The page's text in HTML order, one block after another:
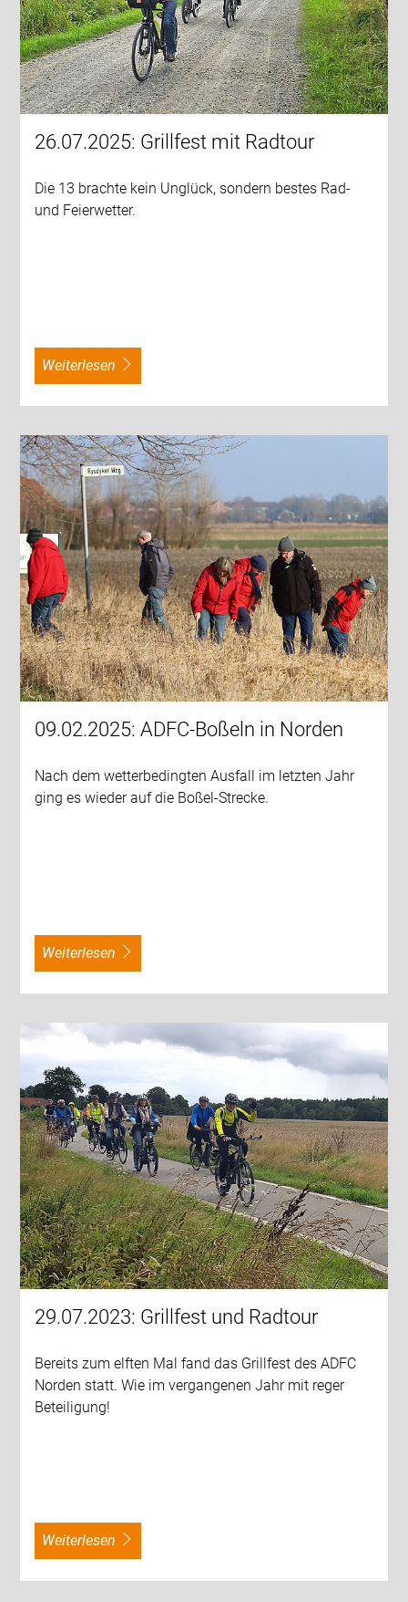
26.07.2025: Grillfest mit Radtour
Die 13 brachte kein Unglück, sondern bestes Rad-
und Feierwetter.
weiterlesen
09.02.2025: ADFC-Boßeln in Norden
Nach dem wetterbedingten Ausfall im letzten Jahr
ging es wieder auf die Boßel-Strecke.
weiterlesen
29.07.2023: Grillfest und Radtour
Bereits zum elften Mal fand das Grillfest des ADFC
Norden statt. Wie im vergangenen Jahr mit reger
Beteiligung!
weiterlesen